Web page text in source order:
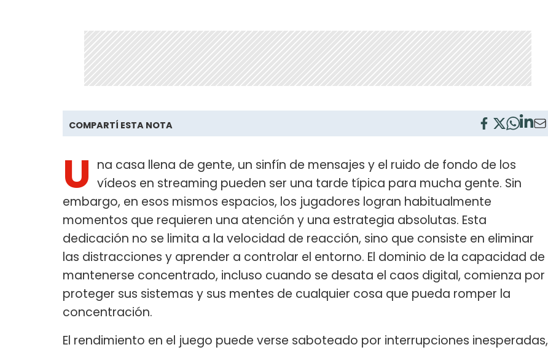
COMPARTÍ ESTA NOTA
U na casa llena de gente, un sinfín de mensajes y el ruido de fondo de los
vídeos en streaming pueden ser una tarde típica para mucha gente. Sin
embargo, en esos mismos espacios, los jugadores logran habitualmente
momentos que requieren una atención y una estrategia absolutas. Esta
dedicación no se limita a la velocidad de reacción, sino que consiste en eliminar
las distracciones y aprender a controlar el entorno. El dominio de la capacidad de
mantenerse concentrado, incluso cuando se desata el caos digital, comienza por
proteger sus sistemas y sus mentes de cualquier cosa que pueda romper la
concentración.
El rendimiento en el juego puede verse saboteado por interrupciones inesperadas,